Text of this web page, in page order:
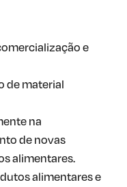
e
de material
na
de novas
alimentares.
alimentares e